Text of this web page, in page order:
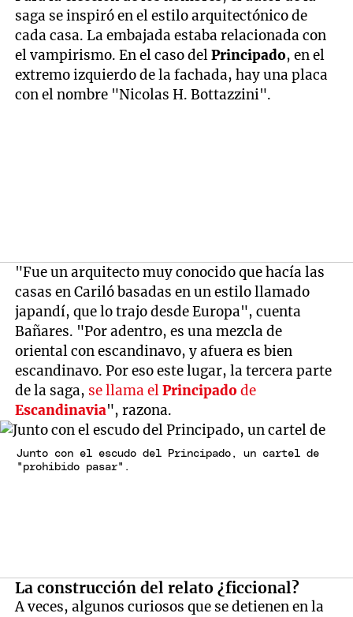
saga se inspiró en el estilo arquitectónico de
cada casa. La embajada estaba relacionada con
el vampirismo. En el caso delPrincipado, en el
extremo izquierdo de la fachada, hay una placa
con el nombre "Nicolas H. Bottazzini".
"Fue un arquitecto muy conocido que hacía las
casas en Cariló basadas en un estilo llamado
japandí, que lo trajo desde Europa", cuenta
Bañares. "Por adentro, es una mezcla de
oriental con escandinavo, y afuera es bien
escandinavo. Por eso este lugar, la tercera parte
de la saga, se llama elPrincipadode
Escandinavia", razona.
Junto con el escudo del Principado, un cartel de
"prohibido pasar".
La construcción del relato ¿ficcional?
A veces, algunos curiosos que se detienen en la